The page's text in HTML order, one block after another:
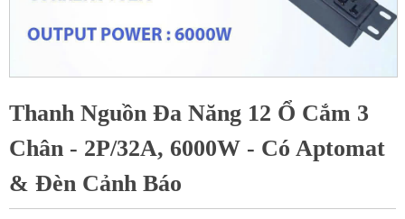
Thanh Nguồn Đa Năng 12 Ổ Cắm 3
Chân - 2P/32A, 6000W - Có Aptomat
& Đèn Cảnh Báo